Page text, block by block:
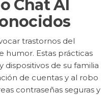
Chat Al
trastornos del
humor. Estas prácticas
de su familia
de cuentas y al robo
contraseñas seguras y